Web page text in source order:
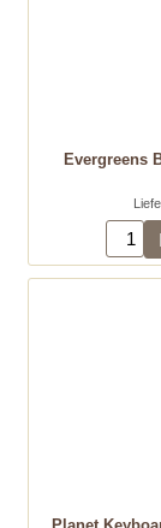
Evergreens